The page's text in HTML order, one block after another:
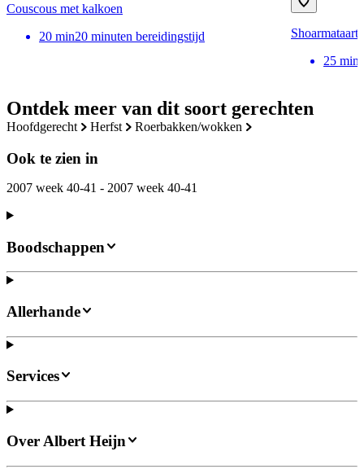
Ontdek meer van dit soort gerechten
hoofdgerecht herfst roerbakken/wokken
Ook te zien in
2007 week 40-41 - 2007 week 40-41
Couscous met kalkoen
20 min20 minuten bereidingstijd
25 min
Boodschappen
Allerhande
Services
Over Albert Heijn